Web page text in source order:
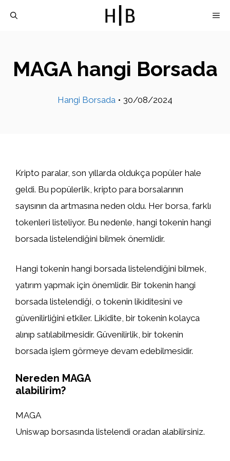
MAGA hangi Borsada
Hangi Borsada • 30/08/2024
Kripto paralar, son yıllarda oldukça popüler hale
geldi. Bu popülerlik, kripto para borsalarının
sayısının da artmasına neden oldu. Her borsa, farklı
tokenleri listeliyor. Bu nedenle, hangi tokenin hangi
borsada listelendiğini bilmek önemlidir.
Hangi tokenin hangi borsada listelendiğini bilmek,
yatırım yapmak için önemlidir. Bir tokenin hangi
borsada listelendiği, o tokenin likiditesini ve
güvenilirliğini etkiler. Likidite, bir tokenin kolayca
alınıp satılabilmesidir. Güvenilirlik, bir tokenin
borsada işlem görmeye devam edebilmesidir.
Nereden MAGA
alabilirim?
MAGA
Uniswap borsasında listelendi oradan alabilirsiniz.